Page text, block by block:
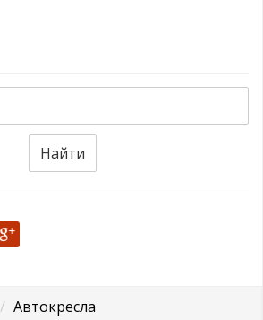
Найти
Автокресла